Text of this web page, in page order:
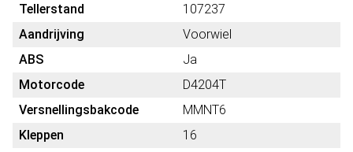
Tellerstand
107237
Aandrijving
Voorwiel
ABS
Ja
Motorcode
D4204T
Versnellingsbakcode
MMNT6
Kleppen
16